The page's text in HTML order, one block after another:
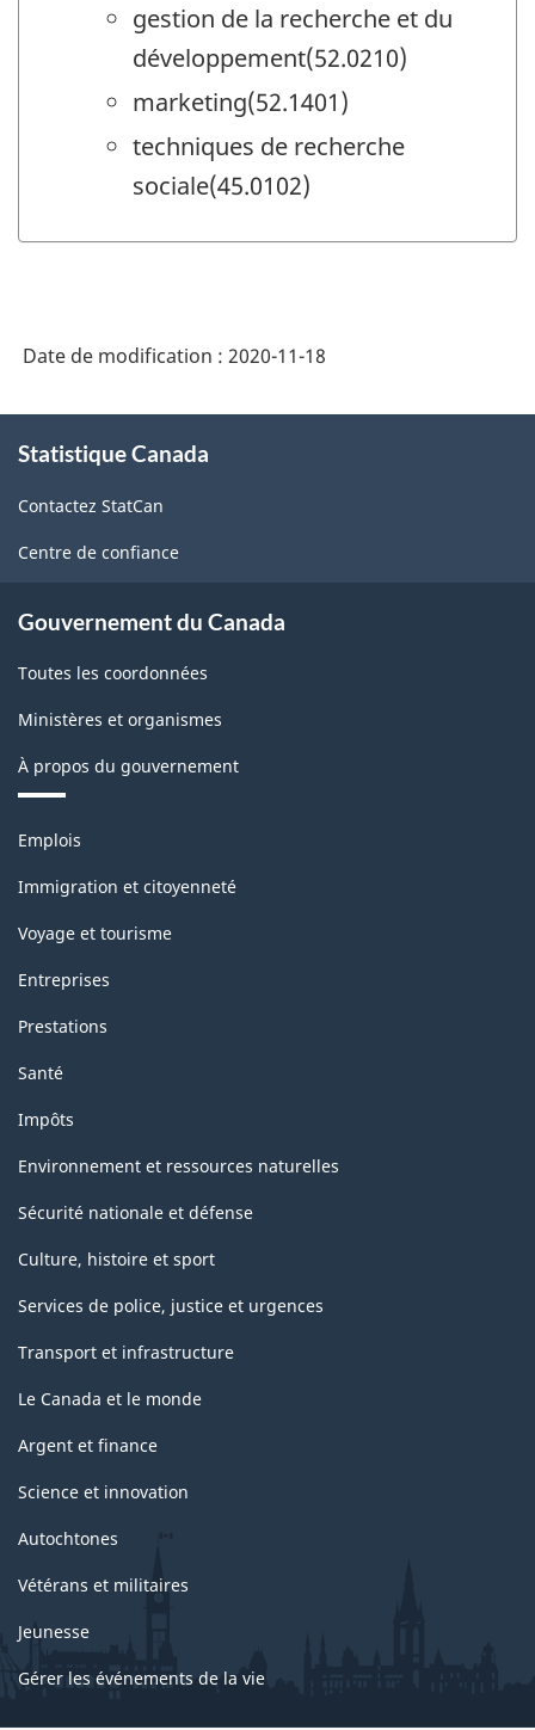
gestion de la recherche et du
développement(52.0210)
marketing(52.1401)
techniques de recherche
sociale(45.0102)
Date de modification : 2020-11-18
propos
ce
site
Statistique Canada
Contactez StatCan
Centre de confiance
Gouvernement du Canada
Toutes les coordonnées
Ministères et organismes
À propos du gouvernement
Thèmes
sujets
Emplois
Immigration et citoyenneté
Voyage et tourisme
Entreprises
Prestations
Santé
Impôts
Environnement et ressources naturelles
Sécurité nationale et défense
Culture, histoire et sport
Services de police, justice et urgences
Transport et infrastructure
Le Canada et le monde
Argent et finance
Science et innovation
Autochtones
Vétérans et militaires
Jeunesse
Gérer les événements de la vie